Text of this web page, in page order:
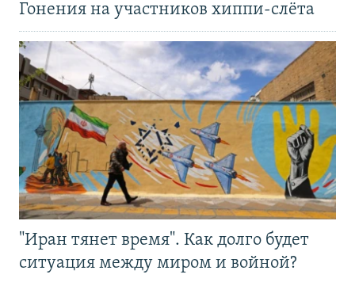
Гонения на участников хиппи-слёта
"Иран тянет время". Как долго будет
ситуация между миром и войной?